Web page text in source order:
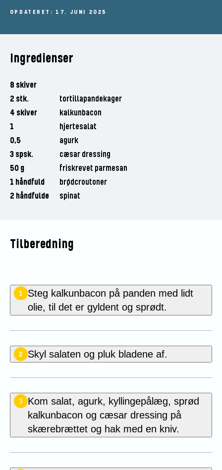
OPDATERET: 17. JUNI 2025
Ingredienser
8 skiver
2 stk.
tortillapandekager
4 skiver
kalkunbacon
1
hjertesalat
0,5
agurk
3 spsk.
cæsar dressing
50 g
friskrevet parmesan
1 håndfuld
brødcroutoner
2 håndfulde
spinat
Tilberedning
1
Steg kalkunbacon på panden med lidt
olie, til det er gyldent og sprødt.
2 Skyl salaten og pluk bladene af.
3
Kom salat, agurk, kyllingepålæg, sprød
kalkunbacon og cæsar dressing på
skærebrættet og hak med en kniv.